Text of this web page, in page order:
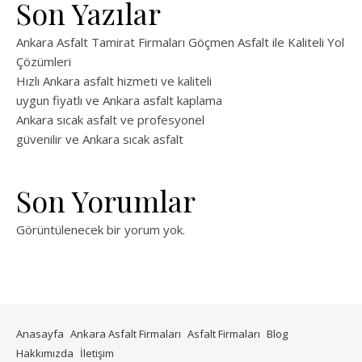
Son Yazılar
Ankara Asfalt Tamirat Firmaları Göçmen Asfalt ile Kaliteli Yol
Çözümleri
Hızlı Ankara asfalt hizmeti ve kaliteli
uygun fiyatlı ve Ankara asfalt kaplama
Ankara sıcak asfalt ve profesyonel
güvenilir ve Ankara sıcak asfalt
Son Yorumlar
Görüntülenecek bir yorum yok.
Anasayfa Ankara Asfalt Firmaları Asfalt Firmaları Blog
Hakkımızda İletişim